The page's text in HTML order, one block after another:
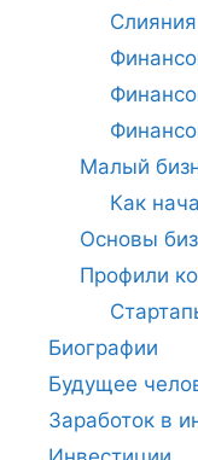
Малый
Как
Основы
Профили
Биографии
Будущее
Заработок в